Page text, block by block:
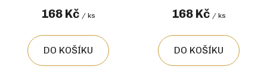
168 Kč / ks
DO KOŠÍKU
168 Kč / ks
DO KOŠÍKU